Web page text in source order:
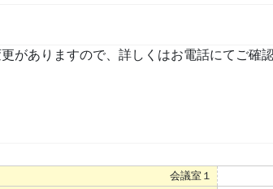
がありますので、詳しくはお電話にてご確
会議室１